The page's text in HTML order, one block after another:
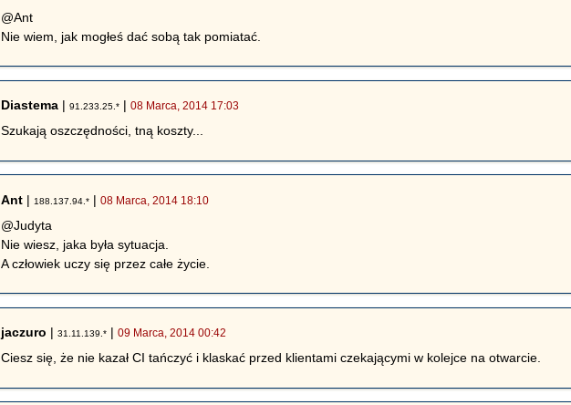
@Ant
Nie wiem, jak mogłeś dać sobą tak pomiatać.
Diastema |91.233.25.* |08 Marca, 2014 17:03
Szukają oszczędności, tną koszty...
Ant | 188.137.94.* |08 Marca, 2014 18:10
@Judyta
Nie wiesz, jaka była sytuacja.
A człowiek uczy się przez całe życie.
jaczuro |31.11.139.* |09 Marca, 2014 00:42
Ciesz się, że nie kazał CI tańczyć i klaskać przed klientami czekającymi w kolejce na otwarcie.